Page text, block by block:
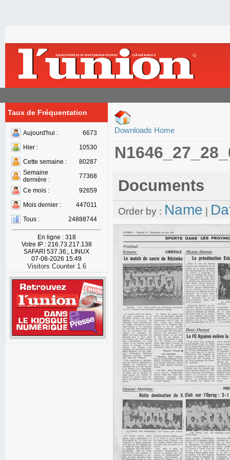
Taux de Fréquentation
Aujourd'hui :
6673
Hier :
10530
Cette semaine :
80287
Semaine
dernière :
77368
Ce mois :
92659
Mois dernier :
447011
Tous :
24888744
En ligne : 318
Votre IP : 216.73.217.138
SAFARI 537.36;, LINUX
07-08-2026 15:49
Visitors Counter 1.6
Downloads Home
Documents
Order by : Name